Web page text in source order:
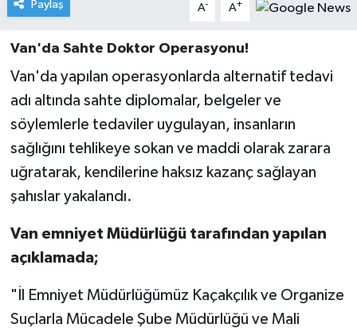
Paylaş A- A+
Van'da Sahte Doktor Operasyonu!
Van'da yapılan operasyonlarda alternatif tedavi
adı altında sahte diplomalar, belgeler ve
söylemlerle tedaviler uygulayan, insanların
sağlığını tehlikeye sokan ve maddi olarak zarara
uğratarak, kendilerine haksız kazanç sağlayan
şahıslar yakalandı.
Van emniyet Müdürlüğü tarafından yapılan
açıklamada;
"İl Emniyet Müdürlüğümüz Kaçakçılık ve Organize
Suçlarla Mücadele Şube Müdürlüğü ve Mali